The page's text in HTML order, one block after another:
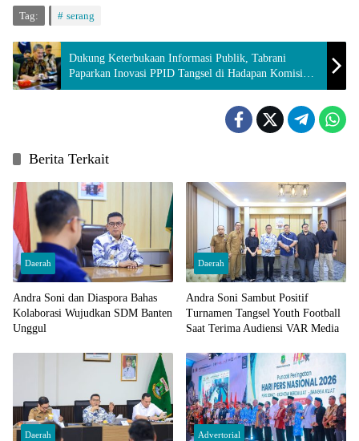
Tag: serang
Dukung Keterbukaan Informasi Publik, Tabrani
Paparkan Inovasi PPID Tangsel di Hadapan Komisi
Informasi Banten
Berita Terkait
Daerah
Andra Soni dan Diaspora Bahas
Kolaborasi Wujudkan SDM Banten
Unggul
Daerah
Andra Soni Sambut Positif
Turnamen Tangsel Youth Football
Saat Terima Audiensi VAR Media
Daerah Advertorial